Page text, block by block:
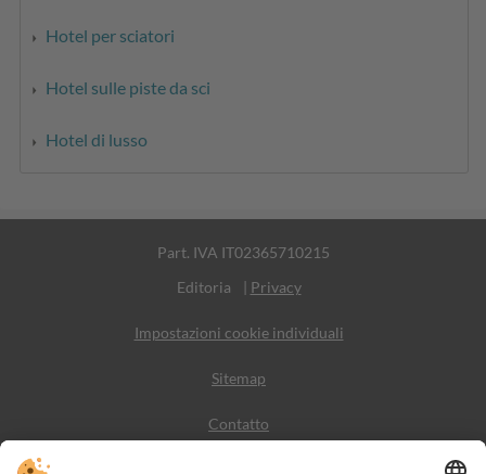
Hotel per sciatori
Hotel sulle piste da sci
Hotel di lusso
Part. IVA IT02365710215
Editoria
| Privacy
Impostazioni cookie individuali
Sitemap
Contatto